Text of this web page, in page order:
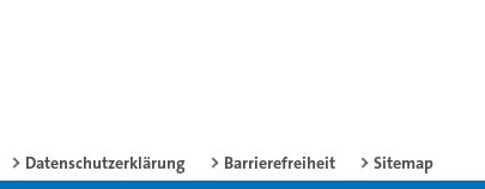
Datenschutzerklärung Barrierefreiheit Sitemap